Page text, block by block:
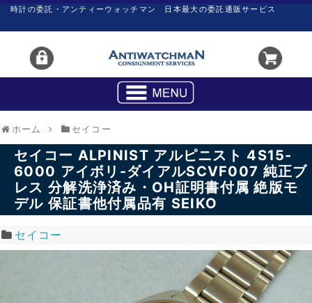
時計の委託・アンティーウォッチマン 日本最大の委託通販サービス
ホーム セイコー
セイコー ALPINIST アルピニスト 4S15-
6000 アイボリ-ダイアルSCVF007 純正ブ
レス 分解洗浄済み・OH証明書付属 絶版モ
デル 保証書他付属品有 SEIKO
セイコー